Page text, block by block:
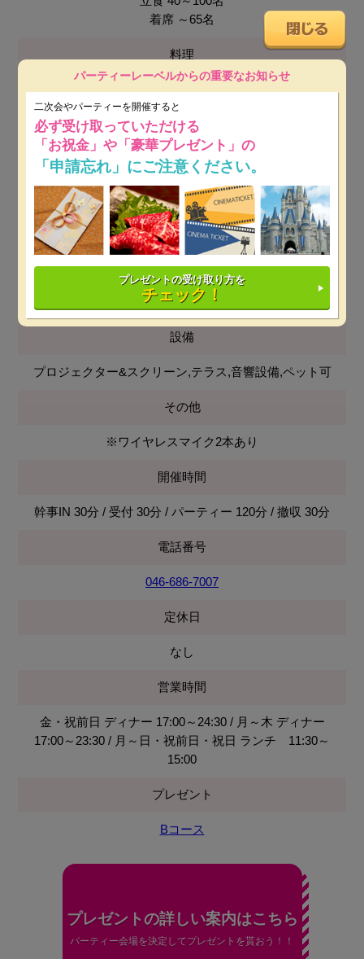
着席 ～65名
料理
フレンチ＆イタリアン
会場使用料
無料
最低保証料
平日：16万円～※ 開催日時によっては保証料が変動しま
す。
土日祝：16万円～※ 開催日時によっては保証料が変動し
ます。
設備
プロジェクター&スクリーン,テラス,音響設備,ペット可
その他
※ワイヤレスマイク2本あり
開催時間
幹事IN 30分 / 受付 30分 / パーティー 120分 / 撤収 30分
電話番号
046-686-7007
定休日
なし
営業時間
金・祝前日 ディナー 17:00～24:30 / 月～木 ディナー
17:00～23:30 / 月～日・祝前日・祝日 ランチ 11:30～
15:00
プレゼント
Bコース
プレゼントの詳しい案内はこちら
パーティー会場を決定してプレゼントを貰おう！！
パーティーレーベルからの重要なお知らせ
二次会やパーティーを開催すると
必ず受け取っていただける
「お祝金」や「豪華プレゼント」の
「申請忘れ」にご注意ください。
プレゼントの受け取り方を
チェック！